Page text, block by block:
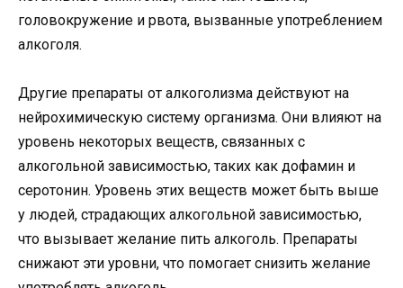
головокружение и рвота, вызванные употреблением
алкоголя.
Другие препараты от алкоголизма действуют на
нейрохимическую систему организма. Они влияют на
уровень некоторых веществ, связанных с
алкогольной зависимостью, таких как дофамин и
серотонин. Уровень этих веществ может быть выше
у людей, страдающих алкогольной зависимостью,
что вызывает желание пить алкоголь. Препараты
снижают эти уровни, что помогает снизить желание